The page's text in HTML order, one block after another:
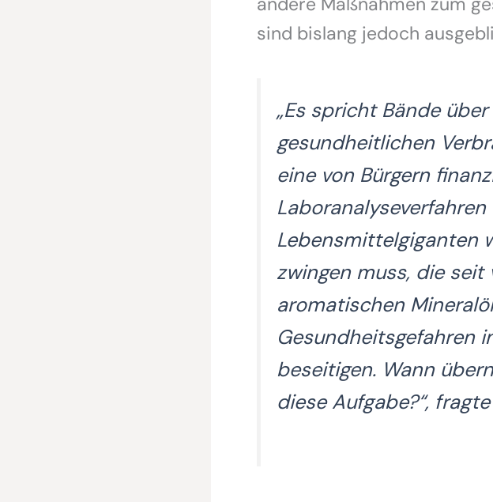
sind bislang jedoch
„Es spricht Bände
gesundheitlichen
eine von Bürgern
Lebensmittelgiganten
zwingen muss, die
aromatischen
Gesundheitsgefahren
beseitigen. Wann
diese Aufgabe?“,